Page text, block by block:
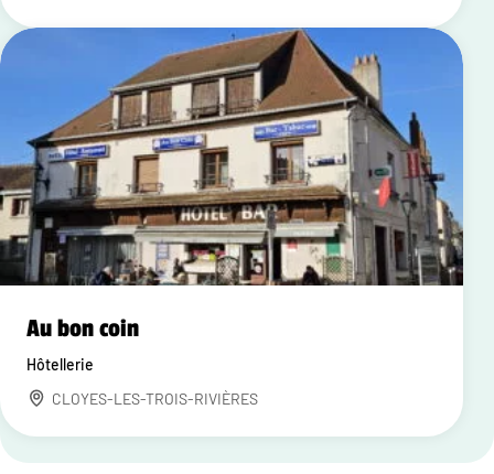
Au bon coin
Hôtellerie
CLOYES-LES-TROIS-RIVIÈRES